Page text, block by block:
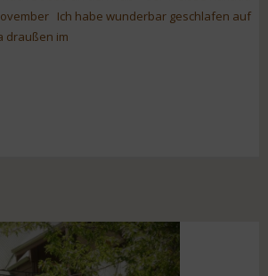
Ich habe wunderbar geschlafen auf
draußen im